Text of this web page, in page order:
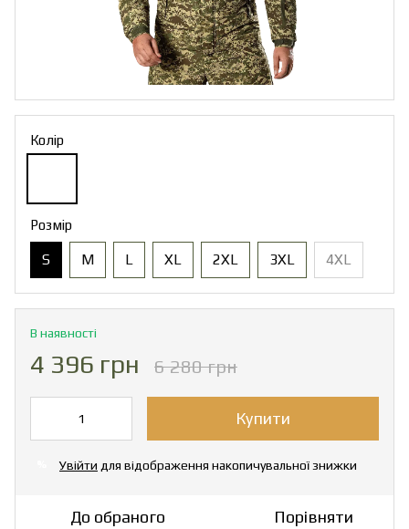
Колір
Розмір
S M L XL 2XL 3XL 4XL
В наявності
4 396 грн 6 280 грн
Купити
Увійти для відображення накопичувальної знижки
До обраного Порівняти